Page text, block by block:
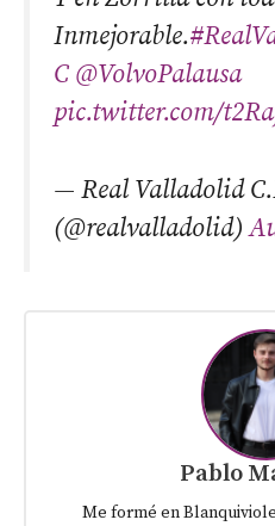
Inmejorable.
C @VolvoPalausa
pic.twitter.com/
— Real Valladolid
(@realvalladolid)
Pablo
Me formé en